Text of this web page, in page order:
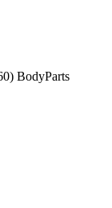
BodyParts